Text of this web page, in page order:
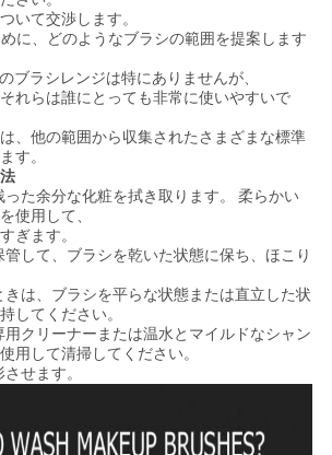
いて交渉します。
に、どのようなブラシの範囲を提案します
ブラシレンジは特にありませんが、
れらは誰にとっても非常に使いやすいで
、他の範囲から収集されたさまざまな標準
す。
た余分な化粧を拭き取ります。
柔らかい
使用して、
ぎます。
して、ブラシを乾いた状態に保ち、ほこり
は、ブラシを平らな状態または直立した状
してください。
クリーナーまたは温水とマイルドなシャン
用して清掃してください。
せます。